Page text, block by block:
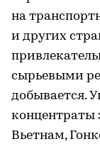
на
и других
сырьевыми
добывается.
концентраты
Вьетнам,